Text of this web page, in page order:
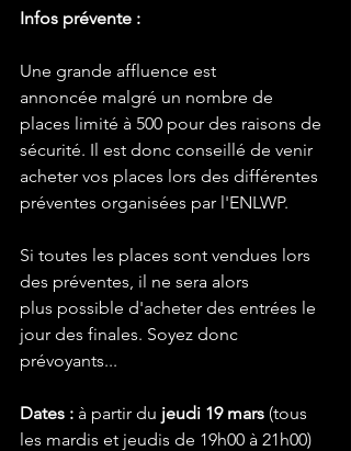
Infos prévente :
Une grande affluence est
annoncée malgré un nombre de
places limité à 500 pour des raisons de
sécurité. Il est donc conseillé de venir
acheter vos places lors des différentes
préventes organisées par l'ENLWP.
Si toutes les places sont vendues lors
des préventes, il ne sera alors
plus possible d'acheter des entrées le
jour des finales. Soyez donc
prévoyants...
Dates : à partir du jeudi 19 mars (tous
les mardis et jeudis de 19h00 à 21h00)